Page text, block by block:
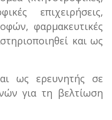
επιχειρήσεις,
φαρμακευτικές
και ως
ως ερευνητής σε
για τη βελτίωση